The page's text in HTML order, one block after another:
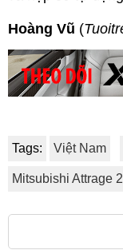
Hoàng Vũ (
Tags: Việt Nam
Mitsubishi Attrage